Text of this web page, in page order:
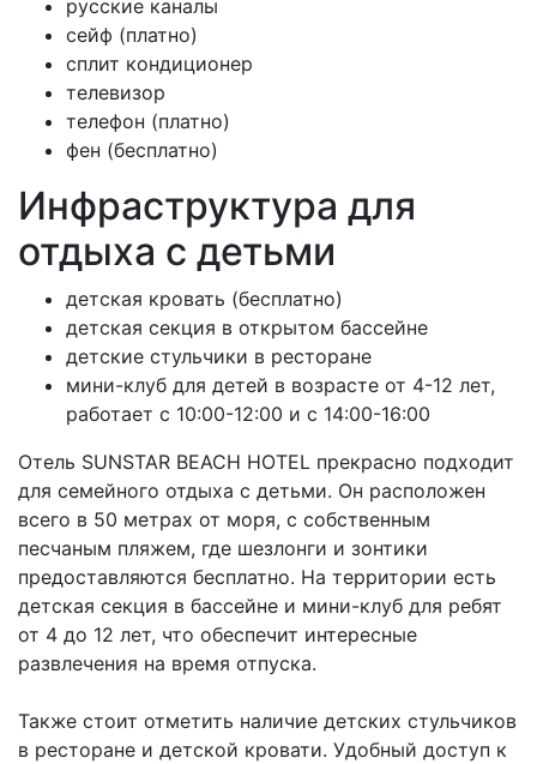
русские каналы
сейф (платно)
сплит кондиционер
телевизор
телефон (платно)
фен (бесплатно)
Инфраструктура для
отдыха с детьми
детская кровать (бесплатно)
детская секция в открытом бассейне
детские стульчики в ресторане
мини-клуб для детей в возрасте от 4-12 лет,
работает с 10:00-12:00 и с 14:00-16:00
Отель SUNSTAR BEACH HOTEL прекрасно подходит
для семейного отдыха с детьми. Он расположен
всего в 50 метрах от моря, с собственным
песчаным пляжем, где шезлонги и зонтики
предоставляются бесплатно. На территории есть
детская секция в бассейне и мини-клуб для ребят
от 4 до 12 лет, что обеспечит интересные
развлечения на время отпуска.
Также стоит отметить наличие детских стульчиков
в ресторане и детской кровати. Удобный доступ к